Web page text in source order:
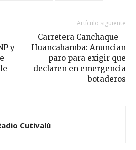
y
Artículo siguiente
Carretera Canchaque –
Huancabamba: Anuncian
paro para exigir que
declaren en emergencia
botaderos
Cutivalú